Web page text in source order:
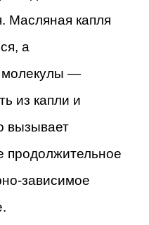
Масляная капля
а
молекулы —
из капли и
вызывает
продолжительное
зависимое